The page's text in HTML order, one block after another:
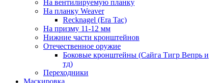
На вентилируемую планку
На планку Weaver
Recknagel (Era Tac)
На призму 11-12 мм
Нижние части кронштейнов
Отечественное оружие
Боковые кронштейны (Сайга Тигр Вепрь и
тд)
Переходники
Маскировка